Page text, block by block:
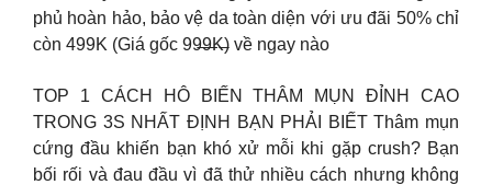
phủ hoàn hảo, bảo vệ da toàn diện với ưu đãi 50% chỉ
còn 499K (Giá gốc 99̶9̶̶̶K̶) về ngay nào
TOP 1 CÁCH HÔ BIẾN THÂM MỤN ĐỈNH CAO
TRONG 3S NHẤT ĐỊNH BẠN PHẢI BIẾT Thâm mụn
cứng đầu khiến bạn khó xử mỗi khi gặp crush? Bạn
bối rối và đau đầu vì đã thử nhiều cách nhưng không